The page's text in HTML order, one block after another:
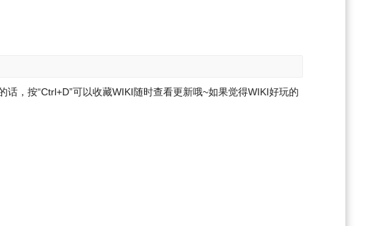
话，按“Ctrl+D”可以收藏WIKI随时查看更新哦~如果觉得WIKI好玩的